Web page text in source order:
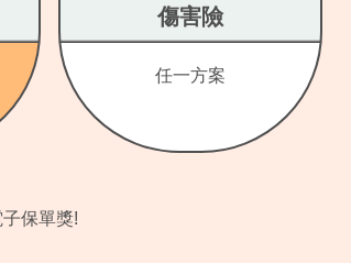
傷害險
任一方案
保單獎!